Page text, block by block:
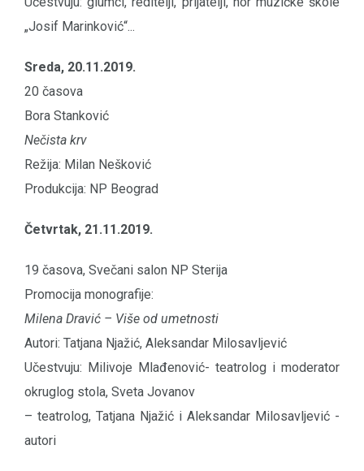
„Josif Marinković“...
Sreda, 20.11.2019.
20 časova
Bora Stanković
Nečista krv
Režija: Milan Nešković
Produkcija: NP Beograd
Četvrtak, 21.11.2019.
19 časova, Svečani salon NP Sterija
Promocija monografije:
Milena Dravić – Više od umetnosti
Autori: Tatjana Njažić, Aleksandar Milosavljević
Učestvuju: Milivoje Mlađenović- teatrolog i moderator
okruglog stola, Sveta Jovanov
– teatrolog, Tatjana Njažić i Aleksandar Milosavljević -
autori